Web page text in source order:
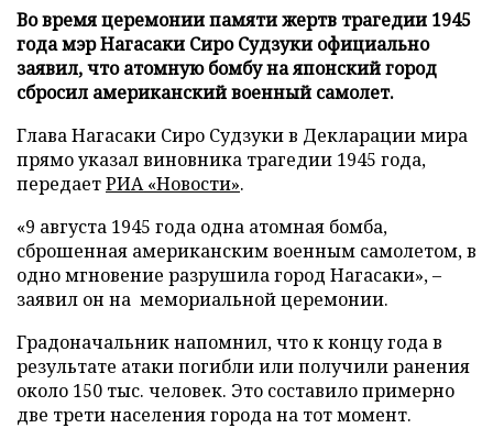
Во время церемонии памяти жертв трагедии 1945
года мэр Нагасаки Сиро Судзуки официально
заявил, что атомную бомбу на японский город
сбросил американский военный самолет.
Глава Нагасаки Сиро Судзуки в Декларации мира
прямо указал виновника трагедии 1945 года,
передаетРИА «Новости».
«9 августа 1945 года одна атомная бомба,
сброшенная американским военным самолетом, в
одно мгновение разрушила город Нагасаки», –
заявил он на мемориальной церемонии.
Градоначальник напомнил, что к концу года в
результате атаки погибли или получили ранения
около 150 тыс. человек. Это составило примерно
две трети населения города на тот момент.